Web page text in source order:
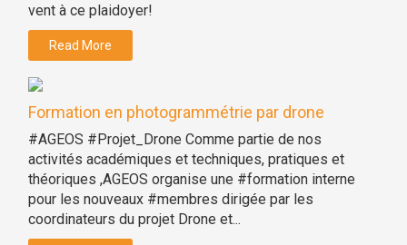
vent à ce plaidoyer!
Read More
Formation en photogrammétrie par drone
#AGEOS #Projet_Drone Comme partie de nos
activités académiques et techniques, pratiques et
théoriques ,AGEOS organise une #formation interne
pour les nouveaux #membres dirigée par les
coordinateurs du projet Drone et...